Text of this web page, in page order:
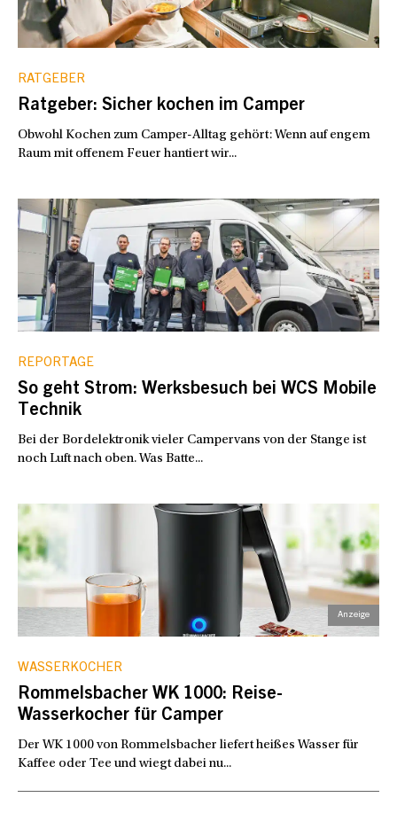
RATGEBER
Ratgeber: Sicher kochen im Camper
Obwohl Kochen zum Camper-Alltag gehört: Wenn auf engem
Raum mit offenem Feuer hantiert wir...
REPORTAGE
So geht Strom: Werksbesuch bei WCS Mobile
Technik
Bei der Bordelektronik vieler Campervans von der Stange ist
noch Luft nach oben. Was Batte...
WASSERKOCHER
Rommelsbacher WK 1000: Reise-
Wasserkocher für Camper
Der WK 1000 von Rommelsbacher liefert heißes Wasser für
Kaffee oder Tee und wiegt dabei nu...